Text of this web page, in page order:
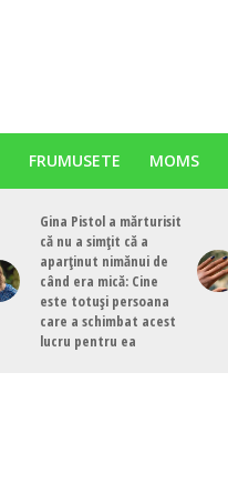
FRUMUSETE MOMS
Gina Pistol a mărturisit
că nu a simțit că a
aparținut nimănui de
când era mică: Cine
este totuși persoana
care a schimbat acest
lucru pentru ea